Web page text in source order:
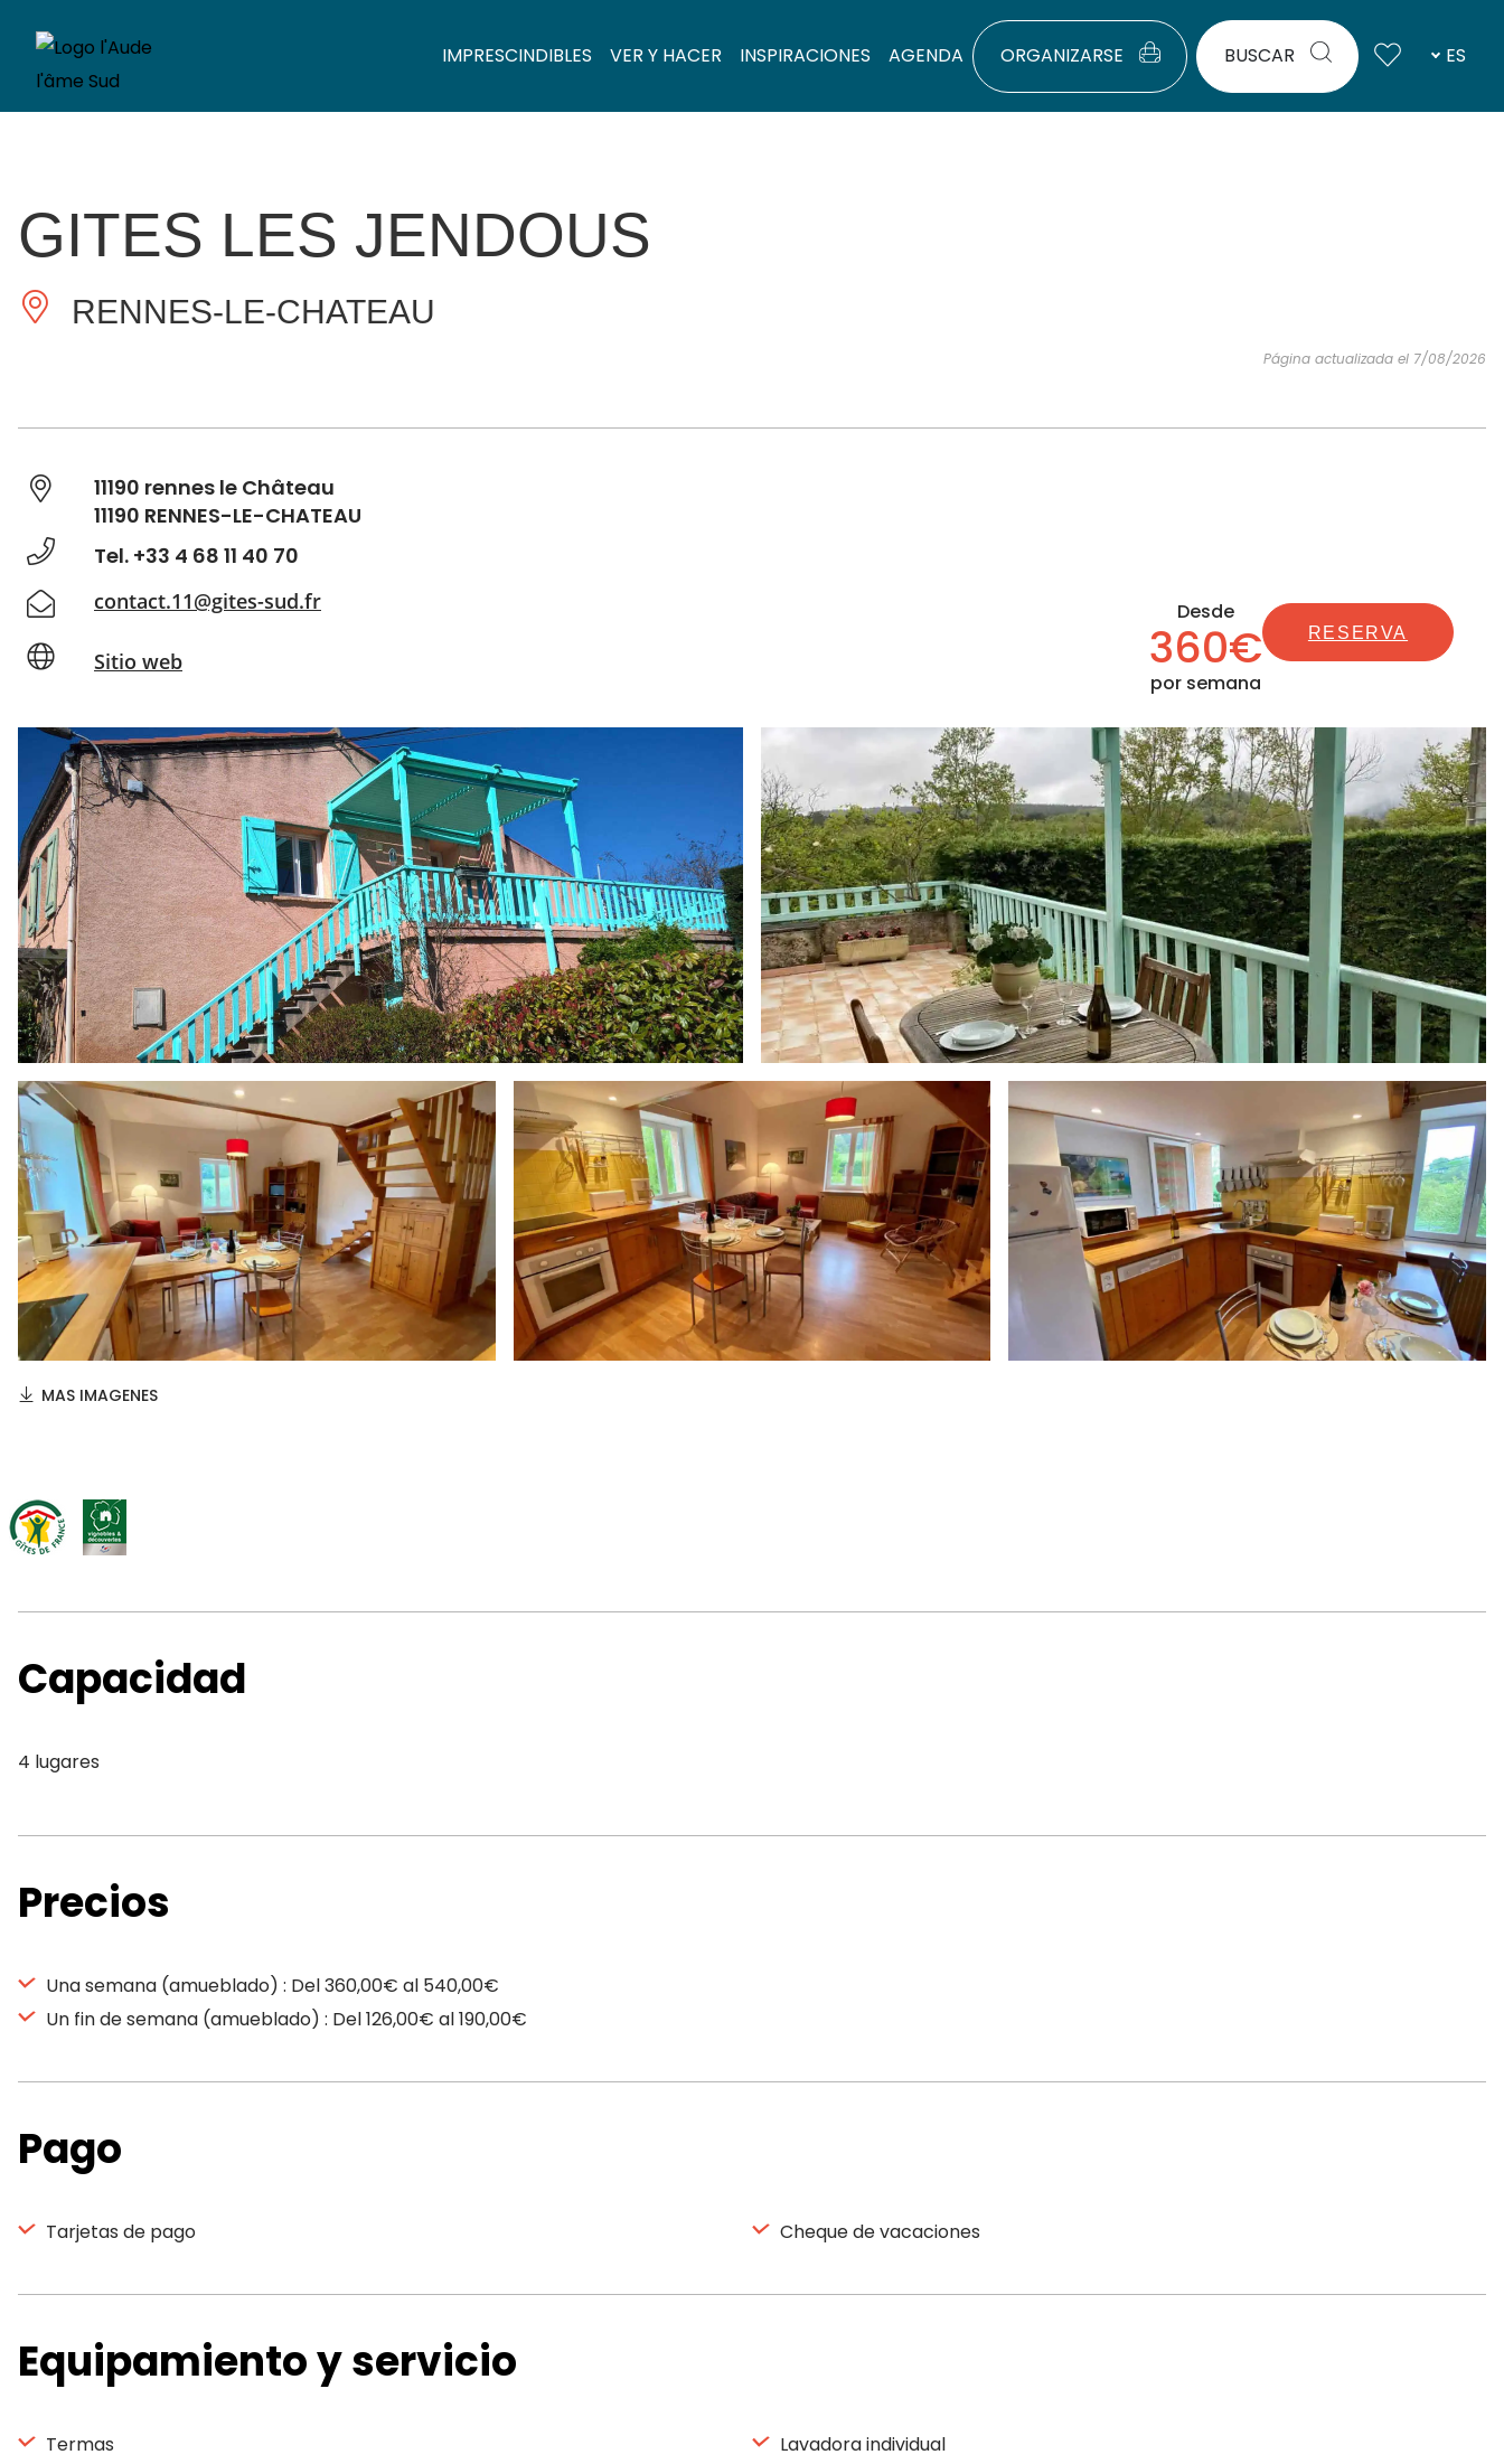
IMPRESCINDIBLES VER Y HACER INSPIRACIONES AGENDA ORGANIZARSE BUSCAR ES
GITES LES JENDOUS
RENNES-LE-CHATEAU
Página actualizada el 7/08/2026
11190 rennes le Château
11190 RENNES-LE-CHATEAU
Tel. +33 4 68 11 40 70
contact.11@gites-sud.fr
Sitio web
Desde
360€
por semana
RESERVA
MAS IMAGENES
Capacidad
4 lugares
Precios
Una semana (amueblado) : Del 360,00€ al 540,00€
Un fin de semana (amueblado) : Del 126,00€ al 190,00€
Pago
Tarjetas de pago Cheque de vacaciones
Equipamiento y servicio
Termas
Lavadora individual